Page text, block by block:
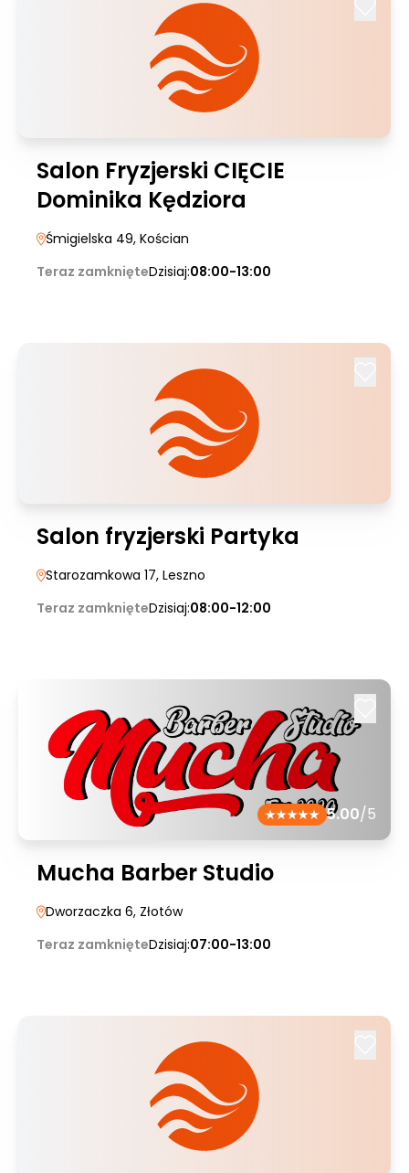
Salon Fryzjerski CIĘCIE
Dominika Kędziora
Śmigielska 49, Kościan
Teraz zamknięteDzisiaj:08:00-13:00
Salon fryzjerski Partyka
Starozamkowa 17, Leszno
Teraz zamknięteDzisiaj:08:00-12:00
5.00/5
Mucha Barber Studio
Dworzaczka 6, Złotów
Teraz zamknięteDzisiaj:07:00-13:00